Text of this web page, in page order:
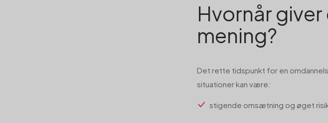
Hvornår
mening?
Det rette tidspunkt for en
situationer kan være:
stigende omsætning og øget